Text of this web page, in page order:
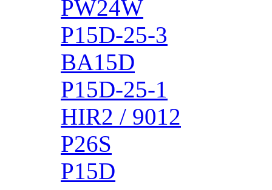
PW24W
P15D-25-3
BA15D
P15D-25-1
HIR2 / 9012
P26S
P15D